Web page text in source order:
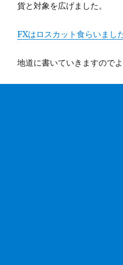
貨と対象を広げました。
FXはロスカット食らいまし
地道に書いていきますので